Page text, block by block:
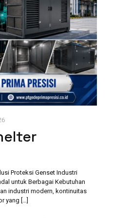
Proteksi Genset Industri
untuk Berbagai Kebutuhan
industri modern, kontinuitas
yang